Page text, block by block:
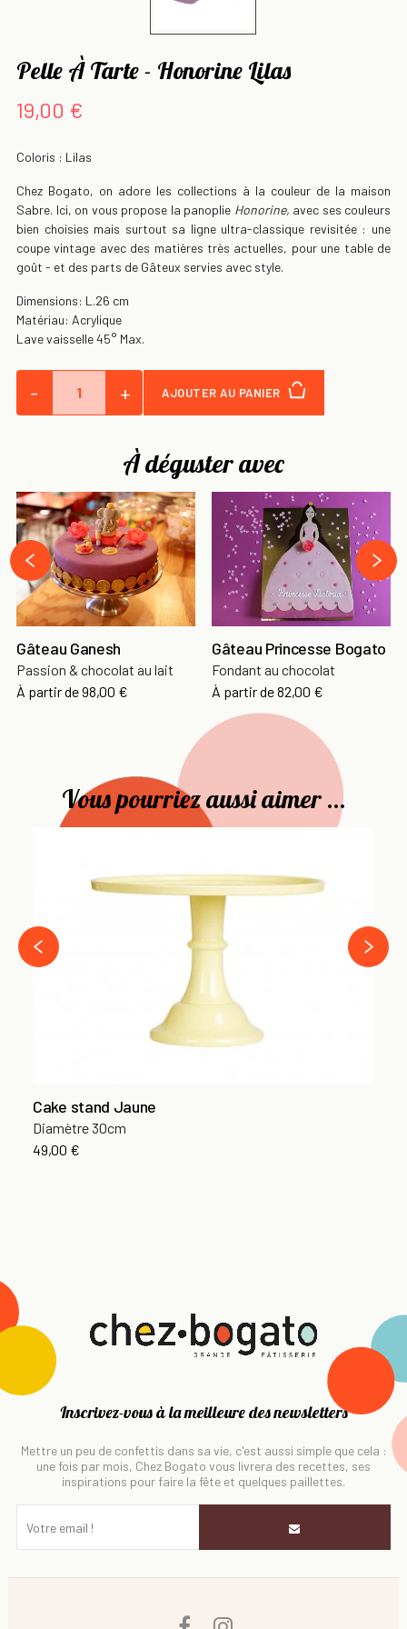
Pelle À Tarte - Honorine Lilas
19,00 €
Coloris : Lilas
Chez Bogato, on adore les collections à la couleur de la maison
Sabre. Ici, on vous propose la panoplie Honorine, avec ses couleurs
bien choisies mais surtout sa ligne ultra-classique revisitée : une
coupe vintage avec des matières très actuelles, pour une table de
goût - et des parts de Gâteux servies avec style.
Dimensions: L.26 cm
Matériau: Acrylique
Lave vaisselle 45° Max.
- + AJOUTER AU PANIER
À déguster avec
Gâteau Ganesh
Passion & chocolat au lait
À partir de98,00 €
Gâteau Princesse Bogato
Fondant au chocolat
À partir de82,00 €
‹
›
Vous pourriez aussi aimer ...
Cake stand Jaune
Diamètre 30cm
49,00 €
‹
›
Inscrivez-vous à la meilleure des newsletters
Mettre un peu de confettis dans sa vie, c'est aussi simple que cela :
une fois par mois, Chez Bogato vous livrera des recettes, ses
inspirations pour faire la fête et quelques paillettes.
Facebook